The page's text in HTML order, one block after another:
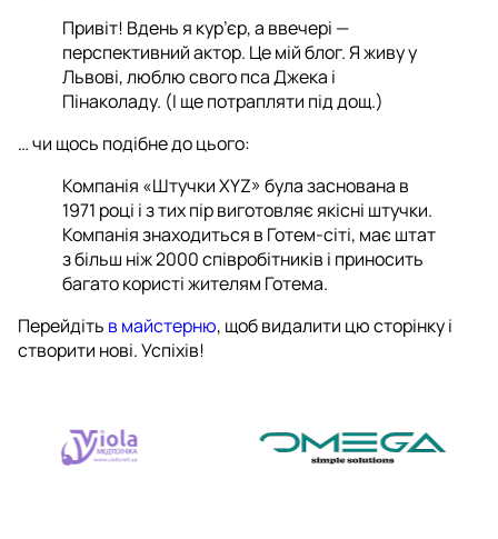
Привіт! Вдень я кур’єр, а ввечері —
перспективний актор. Це мій блог. Я живу у
Львові, люблю свого пса Джека і
Пінаколаду. (І ще потрапляти під дощ.)
… чи щось подібне до цього:
Компанія «Штучки XYZ» була заснована в
1971 році і з тих пір виготовляє якісні штучки.
Компанія знаходиться в Готем-сіті, має штат
з більш ніж 2000 співробітників і приносить
багато користі жителям Готема.
Перейдіть в майстерню, щоб видалити цю сторінку і
створити нові. Успіхів!